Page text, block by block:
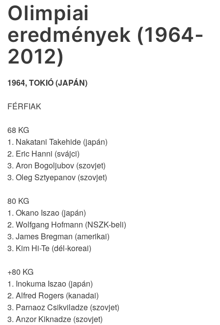
Olimpiai
eredmények (1964-
2012)
1964, TOKIÓ (JAPÁN)
FÉRFIAK
68 KG
1. Nakatani Takehide (japán)
2. Eric Hanni (svájci)
3. Aron Bogoljubov (szovjet)
3. Oleg Sztyepanov (szovjet)
80 KG
1. Okano Iszao (japán)
2. Wolfgang Hofmann (NSZK-beli)
3. James Bregman (amerikai)
3. Kim Hi-Te (dél-koreai)
+80 KG
1. Inokuma Iszao (japán)
2. Alfred Rogers (kanadai)
3. Parnaoz Csikviladze (szovjet)
3. Anzor Kiknadze (szovjet)